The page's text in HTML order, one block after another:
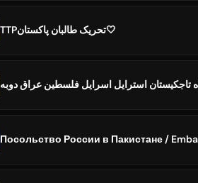
TTPتحریک طالبان پاکستان🤍
تاجکیستان استرایل اسرایل فلسطین عراق دوبه
Посольство России в Пакистане /